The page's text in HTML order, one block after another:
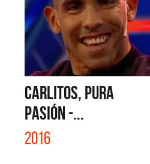
CARLITOS, PURA
PASIÓN -...
2016